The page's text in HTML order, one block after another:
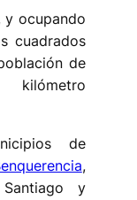
y ocupando
cuadrados
de
de
,
y